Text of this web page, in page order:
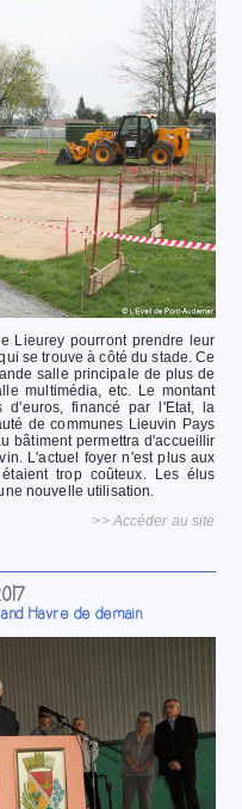
Lieurey pourront prendre leur
se trouve à côté du stade. Ce
salle principale de plus de
multimédia, etc. Le montant
financé par l'Etat, la
de communes Lieuvin Pays
bâtiment permettra d'accueillir
L'actuel foyer n'est plus aux
trop coûteux. Les élus
nouvelle utilisation.
>> Accéder au site
Havre de demain